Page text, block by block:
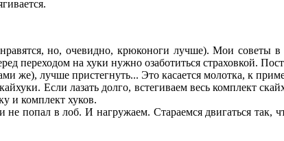
но, очевидно, крюконоги лучше). Мои советы
переходом на хуки нужно озаботиться страховкой.
же), лучше пристегнуть... Это касается молотка, к
Если лазать долго, встегиваем весь комплект
и комплект хуков.
попал в лоб. И нагружаем. Стараемся двигаться так,